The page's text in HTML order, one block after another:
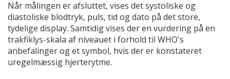
Når målingen er afsluttet, vises det systoliske og
diastoliske blodtryk, puls, tid og dato på det store,
tydelige display. Samtidig vises der en vurdering på en
trakfiklys-skala af niveauet i forhold til WHO's
anbefalinger og et symbol, hvis der er konstateret
uregelmæssig hjerterytme.